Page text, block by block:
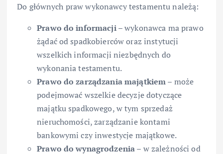
Do głównych praw wykonawcy testamentu należą:
Prawo do informacji– wykonawca ma prawo
żądać od spadkobierców oraz instytucji
wszelkich informacji niezbędnych do
wykonania testamentu.
Prawo do zarządzania majątkiem– może
podejmować wszelkie decyzje dotyczące
majątku spadkowego, w tym sprzedaż
nieruchomości, zarządzanie kontami
bankowymi czy inwestycje majątkowe.
Prawo do wynagrodzenia– w zależności od